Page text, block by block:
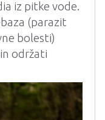
iz pitke vode.
(parazit
bolesti)
održati